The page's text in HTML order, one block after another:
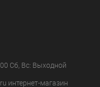
Сб, Вс: Выходной
интернет-магазин